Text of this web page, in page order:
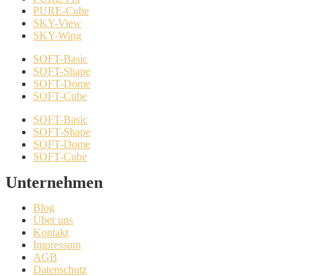
PURE-Cube
SKY-View
SKY-Wing
SOFT-Basic
SOFT-Shape
SOFT-Dome
SOFT-Cube
SOFT-Basic
SOFT-Shape
SOFT-Dome
SOFT-Cube
Unternehmen
Blog
Über uns
Kontakt
Impressum
AGB
Datenschutz